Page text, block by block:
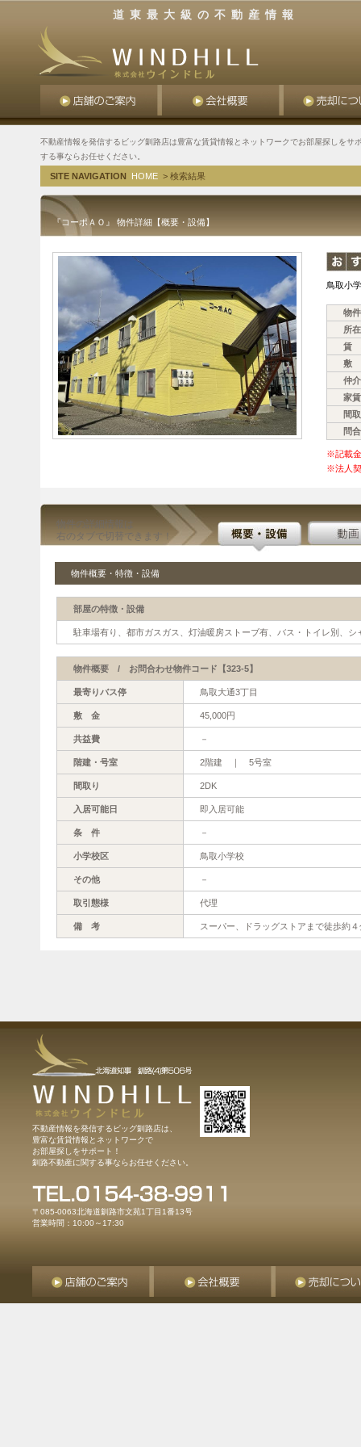
道東最大級の不動産情報
不動産情報を発信するビッグ釧路店は豊富な賃貸情報とネットワークでお部屋探しをサ
する事ならお任せください。
SITE NAVIGATION HOME > 検索結果
『コーポＡＯ』 物件詳細【概要・設備】
鳥取小
物
所
賃
敷
仲
家
間
問
※記載
※法人契
物件の詳細情報は
右のタブで切替できます！
物件概要・特徴・設備
部屋の特徴・設備
駐車場有り、都市ガスガス、灯油暖房ストーブ有、バス・トイレ別、
物件概要 / お問合わせ物件コード【323-5】
最寄りバス停 鳥取大通3丁目
敷 金 45,000円
共益費 －
階建・号室 2階建 ｜ 5号室
間取り 2DK
入居可能日 即入居可能
条 件 －
小学校区 鳥取小学校
その他 －
取引態様 代理
備 考 スーパー、ドラッグストアまで徒歩約
不動産情報を発信するビッグ釧路店は、
豊富な賃貸情報とネットワークで
お部屋探しをサポート！
釧路不動産に関する事ならお任せください。
〒085-0063北海道釧路市文苑1丁目1番13号
営業時間：10:00～17:30